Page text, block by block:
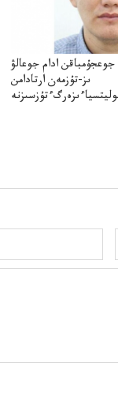
جوعجۇمباقن ادام جوعالۋ
ىز-تۇزمەن ارتادامن